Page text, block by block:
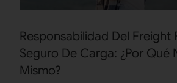
Responsabilidad Del Freight
Seguro De Carga: ¿Por Qué
Mismo?